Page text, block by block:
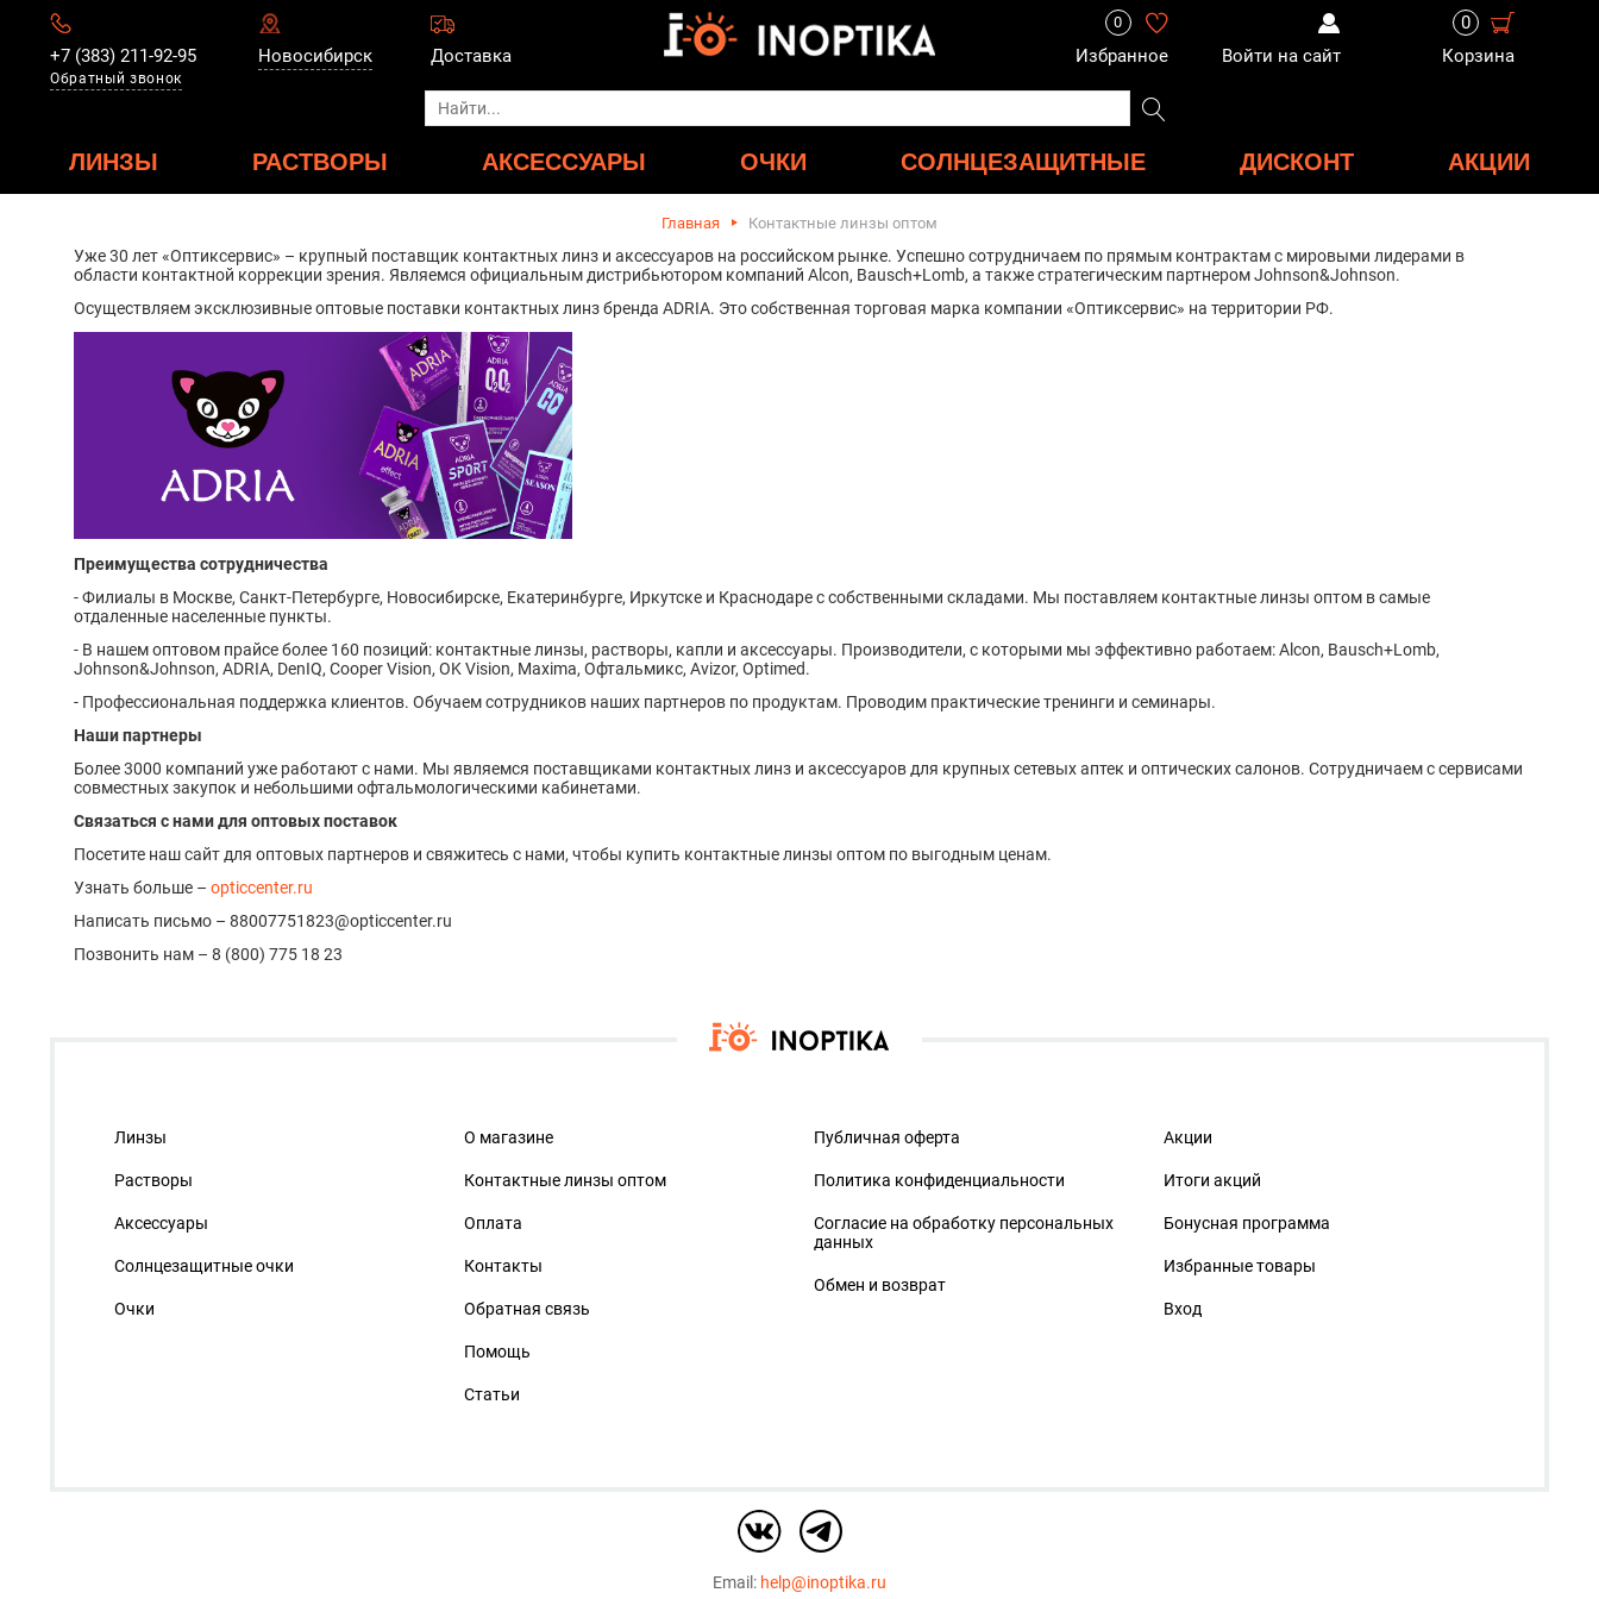
+7 (383) 211-92-95
Обратный звонок
Новосибирск Доставка
0
Избранное Войти на сайт
0
Корзина
ЛИНЗЫ РАСТВОРЫ АКСЕССУАРЫ ОЧКИ СОЛНЦЕЗАЩИТНЫЕ ДИСКОНТ АКЦИИ
Главная Контактные линзы оптом
Уже 30 лет «Оптиксервис» – крупный поставщик контактных линз и аксессуаров на российском рынке. Успешно сотрудничаем по прямым контрактам с мировыми лидерами в
области контактной коррекции зрения. Являемся официальным дистрибьютором компаний Alcon, Bausch+Lomb, а также стратегическим партнером Johnson&Johnson.
Осуществляем эксклюзивные оптовые поставки контактных линз бренда ADRIA. Это собственная торговая марка компании «Оптиксервис» на территории РФ.
Преимущества сотрудничества
- Филиалы в Москве, Санкт-Петербурге, Новосибирске, Екатеринбурге, Иркутске и Краснодаре с собственными складами. Мы поставляем контактные линзы оптом в самые
отдаленные населенные пункты.
- В нашем оптовом прайсе более 160 позиций: контактные линзы, растворы, капли и аксессуары. Производители, с которыми мы эффективно работаем: Alcon, Bausch+Lomb,
Johnson&Johnson, ADRIA, DenIQ, Cooper Vision, OK Vision, Maxima, Офтальмикс, Avizor, Optimed.
- Профессиональная поддержка клиентов. Обучаем сотрудников наших партнеров по продуктам. Проводим практические тренинги и семинары.
Наши партнеры
Более 3000 компаний уже работают с нами. Мы являемся поставщиками контактных линз и аксессуаров для крупных сетевых аптек и оптических салонов. Сотрудничаем с сервисами
совместных закупок и небольшими офтальмологическими кабинетами.
Связаться с нами для оптовых поставок
Посетите наш сайт для оптовых партнеров и свяжитесь с нами, чтобы купить контактные линзы оптом по выгодным ценам.
Узнать больше – opticcenter.ru
Написать письмо – 88007751823@opticcenter.ru
Позвонить нам – 8 (800) 775 18 23
Линзы
Растворы
Аксессуары
Солнцезащитные очки
Очки
О магазине
Контактные линзы оптом
Оплата
Контакты
Обратная связь
Помощь
Статьи
Публичная оферта
Политика конфиденциальности
Согласие на обработку персональных
данных
Обмен и возврат
Акции
Итоги акций
Бонусная программа
Избранные товары
Вход
Email: help@inoptika.ru